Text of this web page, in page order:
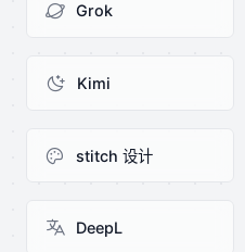
Grok
Kimi
stitch 设计
DeepL